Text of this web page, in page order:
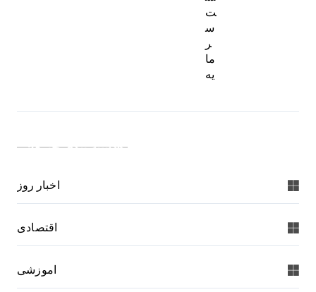
ت
س
ر
ما
یه
دسته بندی خبرها:
اخبار روز
اقتصادی
اموزشی